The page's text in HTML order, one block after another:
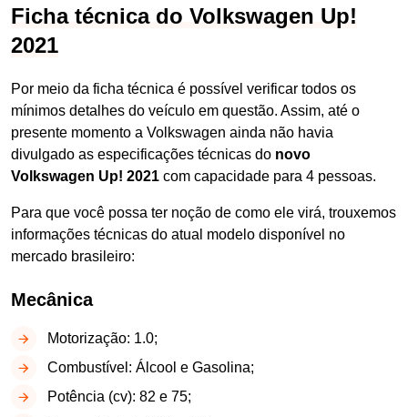
Ficha técnica do Volkswagen Up!
2021
Por meio da ficha técnica é possível verificar todos os
mínimos detalhes do veículo em questão. Assim, até o
presente momento a Volkswagen ainda não havia
divulgado as especificações técnicas do novo
Volkswagen Up! 2021 com capacidade para 4 pessoas.
Para que você possa ter noção de como ele virá, trouxemos
informações técnicas do atual modelo disponível no
mercado brasileiro:
Mecânica
Motorização: 1.0;
Combustível: Álcool e Gasolina;
Potência (cv): 82 e 75;